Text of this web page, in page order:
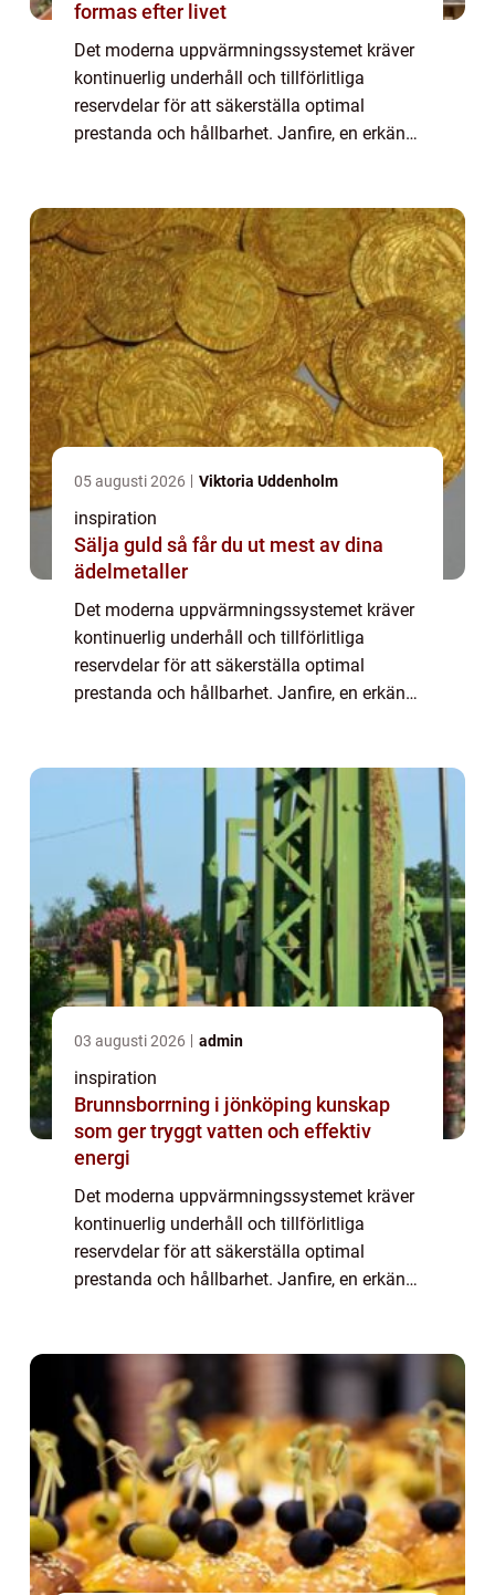
formas efter livet
Det moderna uppvärmningssystemet kräver
kontinuerlig underhåll och tillförlitliga
reservdelar för att säkerställa optimal
prestanda och hållbarhet. Janfire, en erkänd
05 augusti 2026 Viktoria Uddenholm
inspiration
Sälja guld så får du ut mest av dina
ädelmetaller
Det moderna uppvärmningssystemet kräver
kontinuerlig underhåll och tillförlitliga
reservdelar för att säkerställa optimal
prestanda och hållbarhet. Janfire, en erkänd
03 augusti 2026 admin
inspiration
Brunnsborrning i jönköping kunskap
som ger tryggt vatten och effektiv
energi
Det moderna uppvärmningssystemet kräver
kontinuerlig underhåll och tillförlitliga
reservdelar för att säkerställa optimal
prestanda och hållbarhet. Janfire, en erkänd